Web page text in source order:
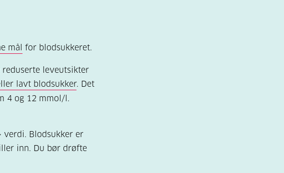
mål for blodsukkeret.
leveutsikter
lavt blodsukker. Det
4 og 12 mmol/l.
verdi. Blodsukker er
inn. Du bør drøfte